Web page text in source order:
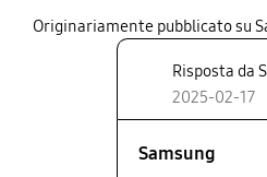
Originariamente pubblicato su
Risposta da
2025-02-17
Samsung